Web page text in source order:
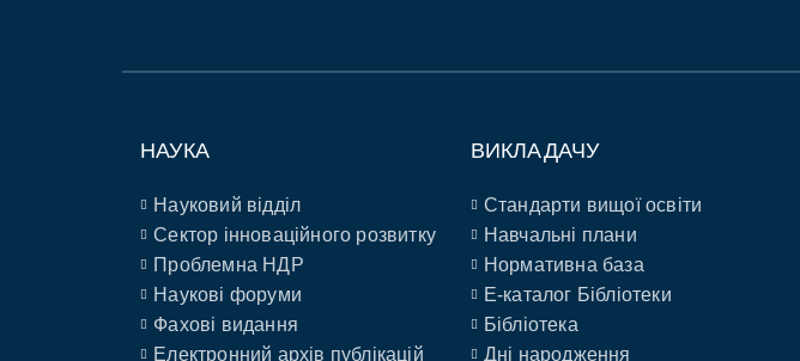
НАУКА
Науковий відділ
Сектор інноваційного розвитку
Проблемна НДР
Наукові форуми
Фахові видання
Електронний архів публікацій
ВИКЛАДАЧУ
Стандарти вищої освіти
Навчальні плани
Нормативна база
E-каталог Бібліотеки
Бібліотека
Дні народження